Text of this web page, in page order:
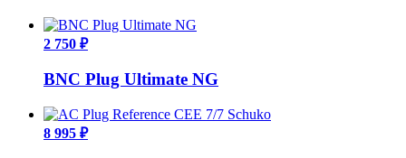
2 750 ₽
BNC Plug Ultimate NG
8 995 ₽